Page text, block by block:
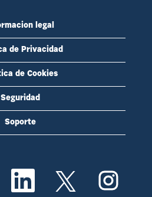
legal
de Privacidad
de Cookies
Seguridad
Soporte
S
b
S
a